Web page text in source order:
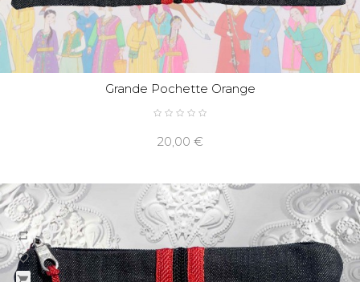
Grande Pochette Orange
20,00 €
repeat
favorite_border